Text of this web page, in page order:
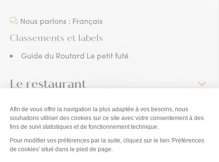
Nous parlons : Français
Classements et labels
Guide du Routard Le petit futé
Le restaurant
Tarifs